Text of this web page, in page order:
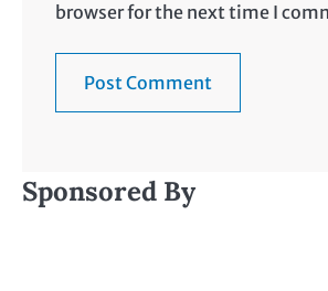
browser for the next time I
Sponsored By